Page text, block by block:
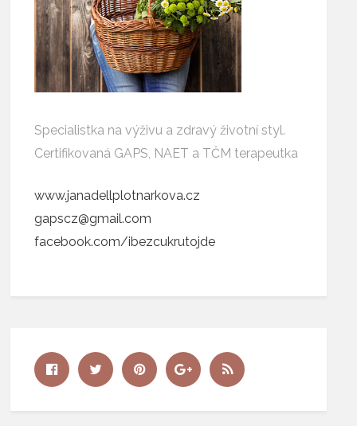
Specialistka na výživu a zdravý životní styl.
Certifikovaná GAPS, NAET a TČM terapeutka
www.janadellplotnarkova.cz
gapscz@gmail.com
facebook.com/ibezcukrutojde